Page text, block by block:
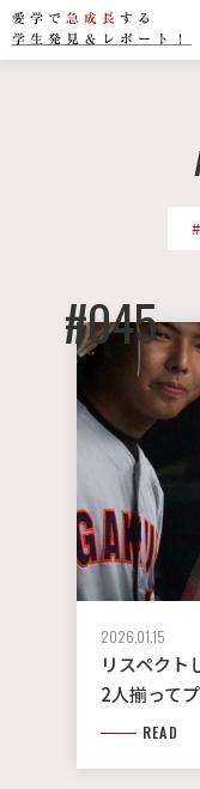
#045
2026.01.15
リスペクト
2人揃って
READ